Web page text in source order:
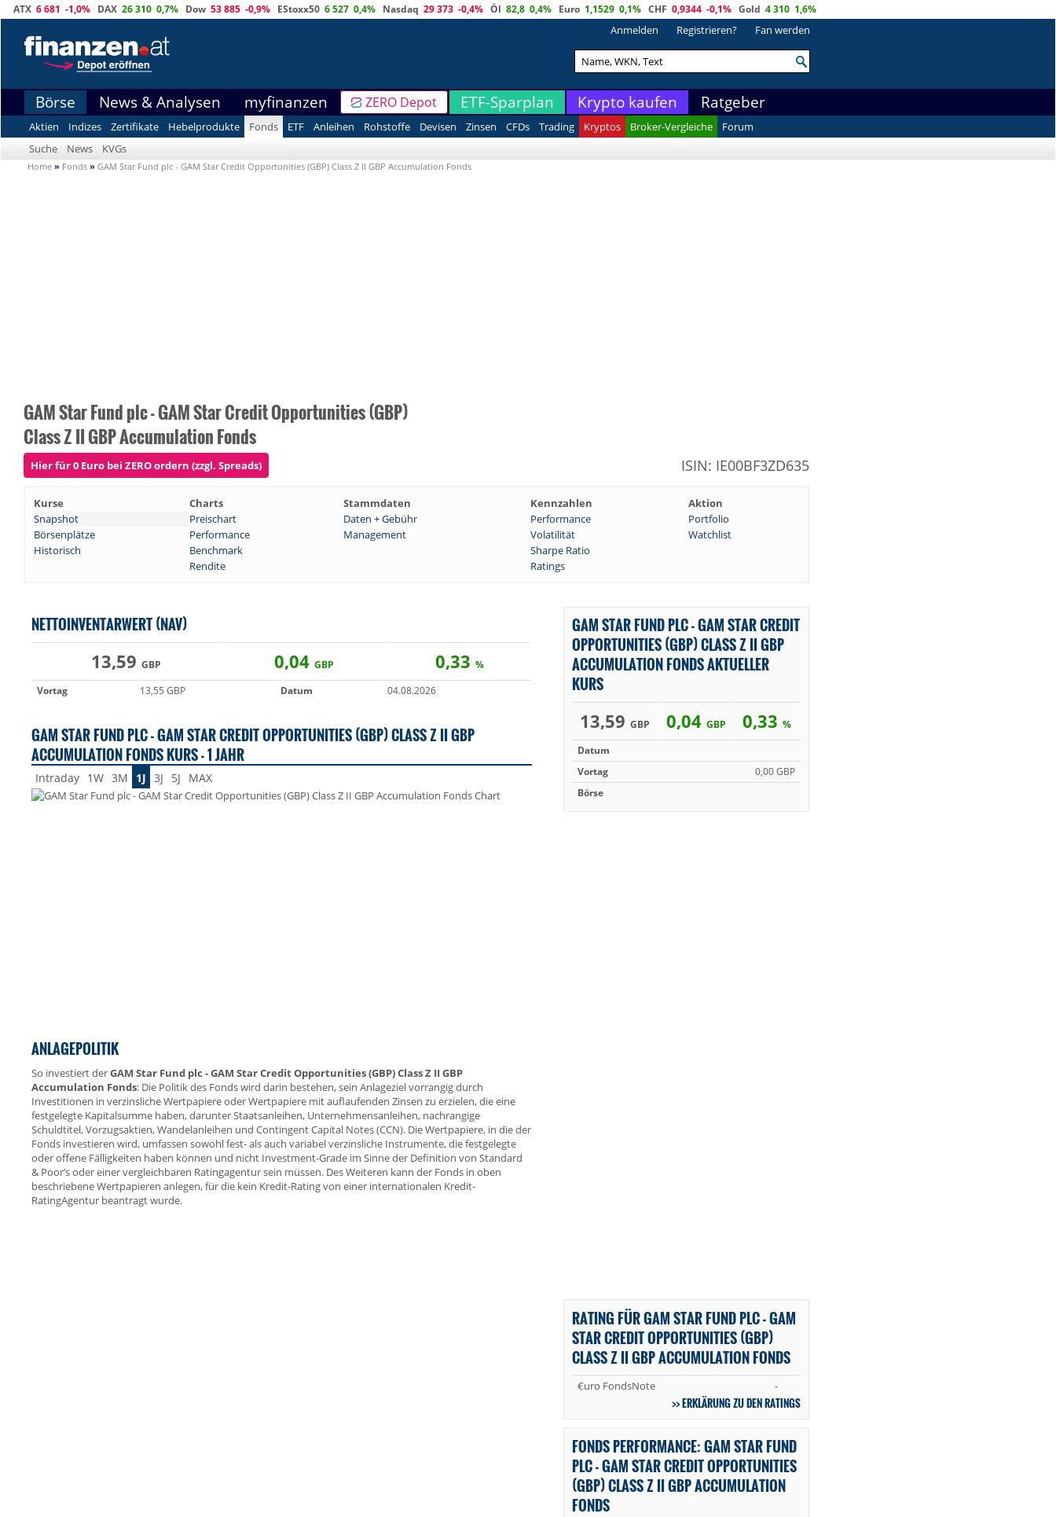
ATX 6 681 -1,0% DAX 26 310 0,7% Dow 53 885 -0,9% EStoxx50 6 527 0,4% Nasdaq 29 373 -0,4% Öl 82,8 0,4% Euro 1,1529 0,1% CHF 0,9344 -0,1% Gold 4 310 1,6%
Anmelden Registrieren? Fan werden
Börse News & Analysen myfinanzen ZERO Depot ETF-Sparplan Krypto kaufen Ratgeber
Aktien Indizes Zertifikate Hebelprodukte Fonds ETF Anleihen Rohstoffe Devisen Zinsen CFDs Trading Kryptos Broker-Vergleiche
Forum
Suche
News KVGs
Home » Fonds » GAM Star Fund plc - GAM Star Credit Opportunities (GBP) Class Z II GBP Accumulation Fonds
GAM Star Fund plc - GAM Star Credit Opportunities (GBP)
Class Z II GBP Accumulation Fonds
Hier für 0 Euro bei ZERO ordern (zzgl. Spreads) ISIN: IE00BF3ZD635
Kurse Charts Stammdaten Kennzahlen
Aktion
Snapshot
Preischart Daten + Gebühr Performance
Portfolio
Börsenplätze
Performance Management Volatilität
Watchlist
Historisch
Benchmark
Sharpe Ratio
Rendite
Ratings
NETTOINVENTARWERT (NAV)
13,59 GBP 0,04 GBP 0,33 %
Vortag
13,55 GBP Datum 04.08.2026
GAM STAR FUND PLC - GAM STAR CREDIT OPPORTUNITIES (GBP) CLASS Z II GBP
ACCUMULATION FONDS KURS - 1 JAHR
Intraday 1W 3M 1J 3J 5J MAX
ANLAGEPOLITIK
So investiert derGAM Star Fund plc - GAM Star Credit Opportunities (GBP) Class Z II GBP
Accumulation Fonds: Die Politik des Fonds wird darin bestehen, sein Anlageziel vorrangig durch
Investitionen in verzinsliche Wertpapiere oder Wertpapiere mit auflaufenden Zinsen zu erzielen, die eine
festgelegte Kapitalsumme haben, darunter Staatsanleihen, Unternehmensanleihen, nachrangige
Schuldtitel, Vorzugsaktien, Wandelanleihen und Contingent Capital Notes (CCN). Die Wertpapiere, in die der
Fonds investieren wird, umfassen sowohl fest- als auch variabel verzinsliche Instrumente, die festgelegte
oder offene Fälligkeiten haben können und nicht Investment-Grade im Sinne der Definition von Standard
& Poor’s oder einer vergleichbaren Ratingagentur sein müssen. Des Weiteren kann der Fonds in oben
beschriebene Wertpapieren anlegen, für die kein Kredit-Rating von einer internationalen Kredit-
RatingAgentur beantragt wurde.
GAM STAR FUND PLC - GAM STAR CREDIT
OPPORTUNITIES (GBP) CLASS Z II GBP
ACCUMULATION FONDS AKTUELLER
KURS
13,59 GBP 0,04 GBP 0,33%
Datum
Vortag
0,00 GBP
Börse
RATING FÜR GAM STAR FUND PLC - GAM
STAR CREDIT OPPORTUNITIES (GBP)
CLASS Z II GBP ACCUMULATION FONDS
€uro FondsNote -
ERKLÄRUNG ZU DEN RATINGS
FONDS PERFORMANCE: GAM STAR FUND
PLC - GAM STAR CREDIT OPPORTUNITIES
(GBP) CLASS Z II GBP ACCUMULATION
FONDS